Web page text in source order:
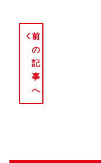
前
の
記
事
へ